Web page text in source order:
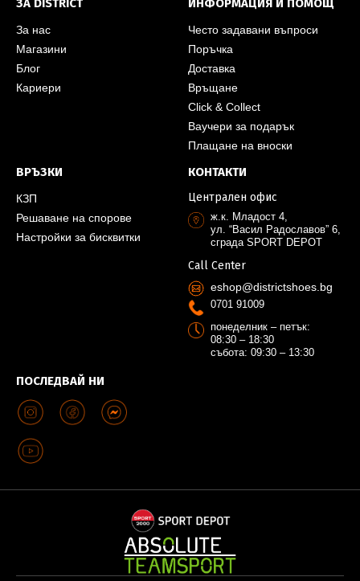
ЗА DISTRICT
За нас
Магазини
Блог
Кариери
ИНФОРМАЦИЯ И ПОМОЩ
Често задавани въпроси
Поръчка
Доставка
Връщане
Click & Collect
Ваучери за подарък
Плащане на вноски
ВРЪЗКИ
КЗП
Решаване на спорове
Настройки за бисквитки
ПОСЛЕДВАЙ НИ
КОНТАКТИ
Централен офис
ж.к. Младост 4,
ул. “Васил Радославов” 6,
сграда SPORT DEPOT
Call Center
eshop@districtshoes.bg
0701 91009
понеделник – петък:
08:30 – 18:30
събота: 09:30 – 13:30